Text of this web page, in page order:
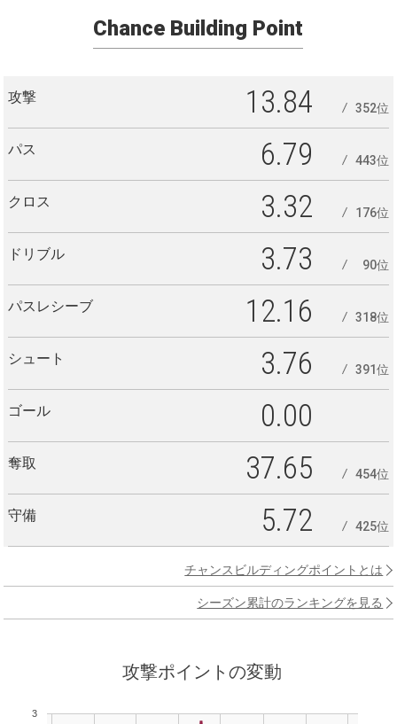
Chance Building Point
攻撃 13.84 352位
パス 6.79 443位
クロス 3.32 176位
ドリブル 3.73 90位
パスレシーブ 12.16 318位
シュート 3.76 391位
ゴール 0.00
奪取 37.65 454位
守備 5.72 425位
チャンスビルディングポイントとは
シーズン累計のランキングを見る
攻撃ポイントの変動
3